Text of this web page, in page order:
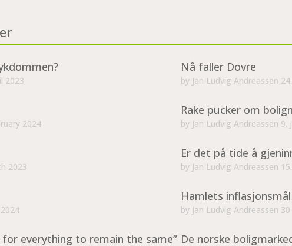
2023
Nå faller Dovre
by Jan Ludvig Andreassen
2024
Rake pucker om
by Jan Ludvig Andreassen 9.
2023
Er det på tide å
by Jan Ludvig Andreassen
Hamlets inflasjonsmål
by Jan Ludvig Andreassen
everything to remain the same” De norske